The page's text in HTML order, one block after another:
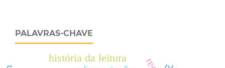
PALAVRAS-CHAVE
história da leitura